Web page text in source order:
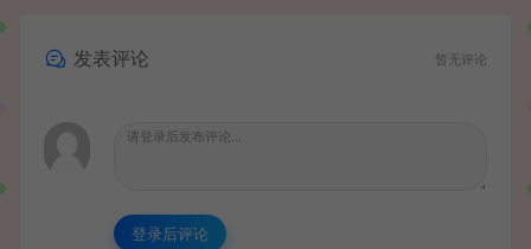
发表评论 暂无评论
登录后评论